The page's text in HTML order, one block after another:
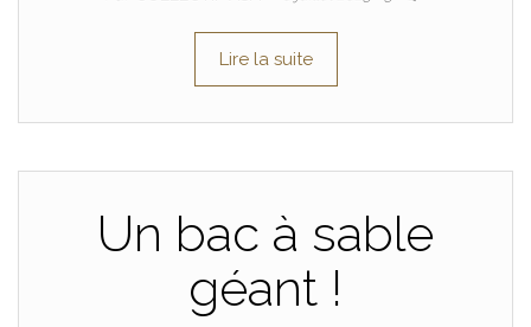
Lire la suite
Un bac à sable
géant !